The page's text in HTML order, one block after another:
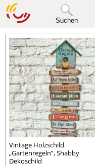
Suchen
Vintage Holzschild
„Gartenregeln”, Shabby
Dekoschild